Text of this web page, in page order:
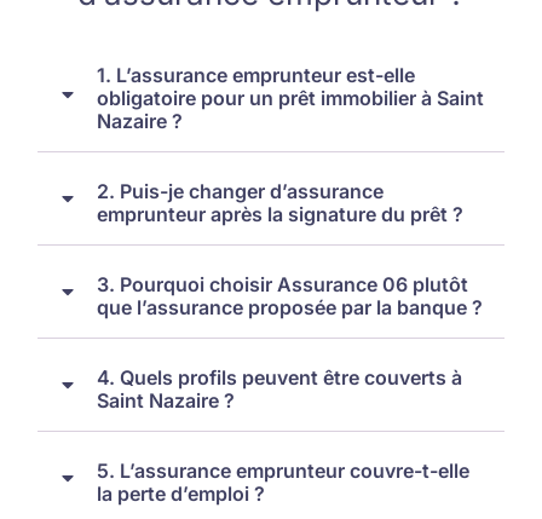
1. L’assurance emprunteur est-elle
obligatoire pour un prêt immobilier à Saint
Nazaire ?
2. Puis-je changer d’assurance
emprunteur après la signature du prêt ?
3. Pourquoi choisir Assurance 06 plutôt
que l’assurance proposée par la banque ?
4. Quels profils peuvent être couverts à
Saint Nazaire ?
5. L’assurance emprunteur couvre-t-elle
la perte d’emploi ?